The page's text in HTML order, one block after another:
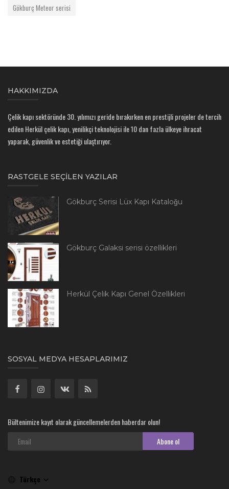
Gökburç Meteor serisi
HAKKIMIZDA
Çelik kapı sektöründe 30. yılımızı geride bırakırken en prestijli projeler de tercih
edilen Herkül çelik kapı, yenilikçi teknolojisi ile 10 dan fazla ülkeye ihracat
yaparak, güvenlik ve estetiği ulaştırıyor.
RASTGELE SEÇILEN YAZILAR
Gökburç Serisi Lüx Kapı Kataloğu
Gökburç Galaksi serisi özellikleri
Herkül Çelik Kapı Genel Özellikleri
SOSYAL MEDYA HESAPLARIMIZ
Bültenimize kayıt olarak güncellemelerden haberdar olun!
Abone ol
Türkçe